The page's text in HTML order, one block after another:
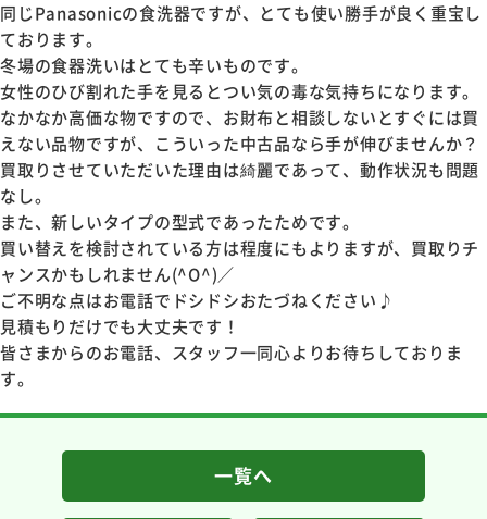
同じPanasonicの食洗器ですが、とても使い勝手が良く重宝し
ております。
冬場の食器洗いはとても辛いものです。
女性のひび割れた手を見るとつい気の毒な気持ちになります。
なかなか高価な物ですので、お財布と相談しないとすぐには買
えない品物ですが、こういった中古品なら手が伸びませんか？
買取りさせていただいた理由は綺麗であって、動作状況も問題
なし。
また、新しいタイプの型式であったためです。
買い替えを検討されている方は程度にもよりますが、買取りチ
ャンスかもしれません(^O^)／
ご不明な点はお電話でドシドシおたづねください♪
見積もりだけでも大丈夫です！
皆さまからのお電話、スタッフ一同心よりお待ちしておりま
す。
一覧へ